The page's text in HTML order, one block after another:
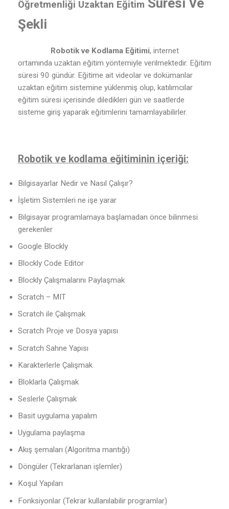
Öğretmenliği Uzaktan Eğitim
Şekli
Robotik ve Kodlama Eğitimi, internet
ortamında uzaktan eğitim yöntemiyle verilmektedir. Eğitim
süresi 90 gündür. Eğitime ait videolar ve dokümanlar
uzaktan eğitim sistemine yüklenmiş olup, katılımcılar
eğitim süresi içerisinde diledikleri gün ve saatlerde
sisteme giriş yaparak eğitimlerini tamamlayabilirler.
Robotik ve kodlama eğitiminin içeriği:
Bilgisayarlar Nedir ve Nasıl Çalışır?
İşletim Sistemleri ne işe yarar
Bilgisayar programlamaya başlamadan önce bilinmesi
gerekenler
Google Blockly
Blockly Code Editor
Blockly Çalışmalarını Paylaşmak
Scratch – MIT
Scratch ile Çalışmak
Scratch Proje ve Dosya yapısı
Scratch Sahne Yapısı
Karakterlerle Çalışmak
Bloklarla Çalışmak
Seslerle Çalışmak
Basit uygulama yapalım
Uygulama paylaşma
Akış şemaları (Algoritma mantığı)
Döngüler (Tekrarlanan işlemler)
Koşul Yapıları
Fonksiyonlar (Tekrar kullanılabilir programlar)